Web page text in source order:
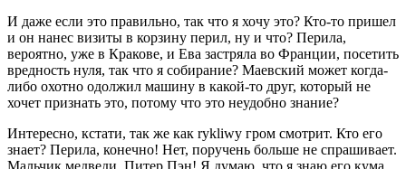
И даже если это правильно, так что я хочу это? Кто-то пришел
и он нанес визиты в корзину перил, ну и что? Перила,
вероятно, уже в Кракове, и Ева застряла во Франции, посетить
вредность нуля, так что я собирание? Маевский может когда-
либо охотно одолжил машину в какой-то друг, который не
хочет признать это, потому что это неудобно знание?
Интересно, кстати, так же как rykliwy гром смотрит. Кто его
знает? Перила, конечно! Нет, поручень больше не спрашивает.